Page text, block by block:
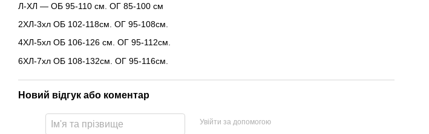
Л-ХЛ — ОБ 95-110 см. ОГ 85-100 см
2ХЛ-3хл ОБ 102-118см. ОГ 95-108см.
4ХЛ-5хл ОБ 106-126 см. ОГ 95-112см.
6ХЛ-7хл ОБ 108-132см. ОГ 95-116см.
Новий відгук або коментар
Увійти за допомогою